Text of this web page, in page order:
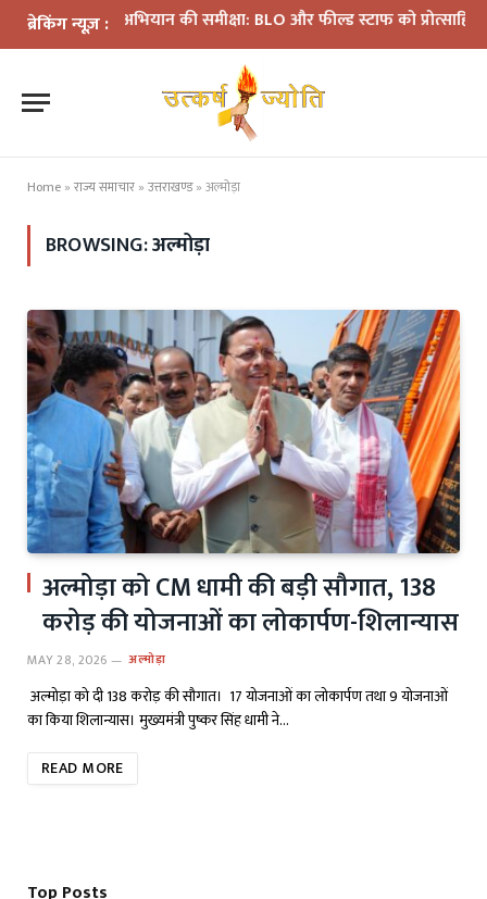
ब्रेकिंग न्यूज़ :
SIR अभियान की समीक्षा: BLO और फील्ड स्टाफ को प्रोत्साहित करें
Home » राज्य समाचार » उत्तराखण्ड» अल्मोड़ा
BROWSING:अल्मोड़ा
अल्मोड़ा को CM धामी की बड़ी सौगात, 138
करोड़ की योजनाओं का लोकार्पण-शिलान्यास
MAY 28, 2026 अल्मोड़ा
अल्मोड़ा को दी 138 करोड़ की सौगात। 17 योजनाओं का लोकार्पण तथा 9 योजनाओं
का किया शिलान्यास। मुख्यमंत्री पुष्कर सिंह धामी ने…
READ MORE
Top Posts